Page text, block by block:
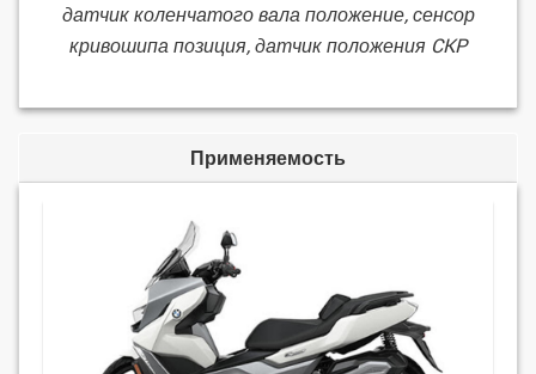
датчик коленчатого вала положение, сенсор
кривошипа позиция, датчик положения CKP
Применяемость